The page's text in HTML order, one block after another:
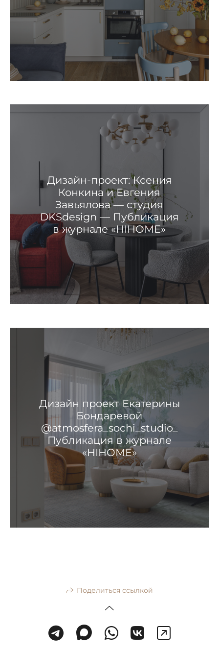
Дизайн-проект: Ксения
Конкина и Евгения
Завьялова — студия
DKSdesign — Публикация
в журнале «HIHOME»
Дизайн проект Екатерины
Бондаревой
@atmosfera_sochi_studio_
Публикация в журнале
«HIHOME»
Поделиться ссылкой